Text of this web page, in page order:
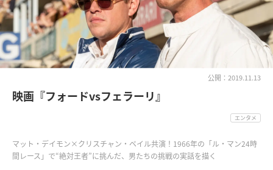
公開：2019.11.13
映画『フォードvsフェラーリ』
エンタメ
マット・デイモン×クリスチャン・ベイル共演！1966年の「ル・マン24時
間レース」で“絶対王者”に挑んだ、男たちの挑戦の実話を描く